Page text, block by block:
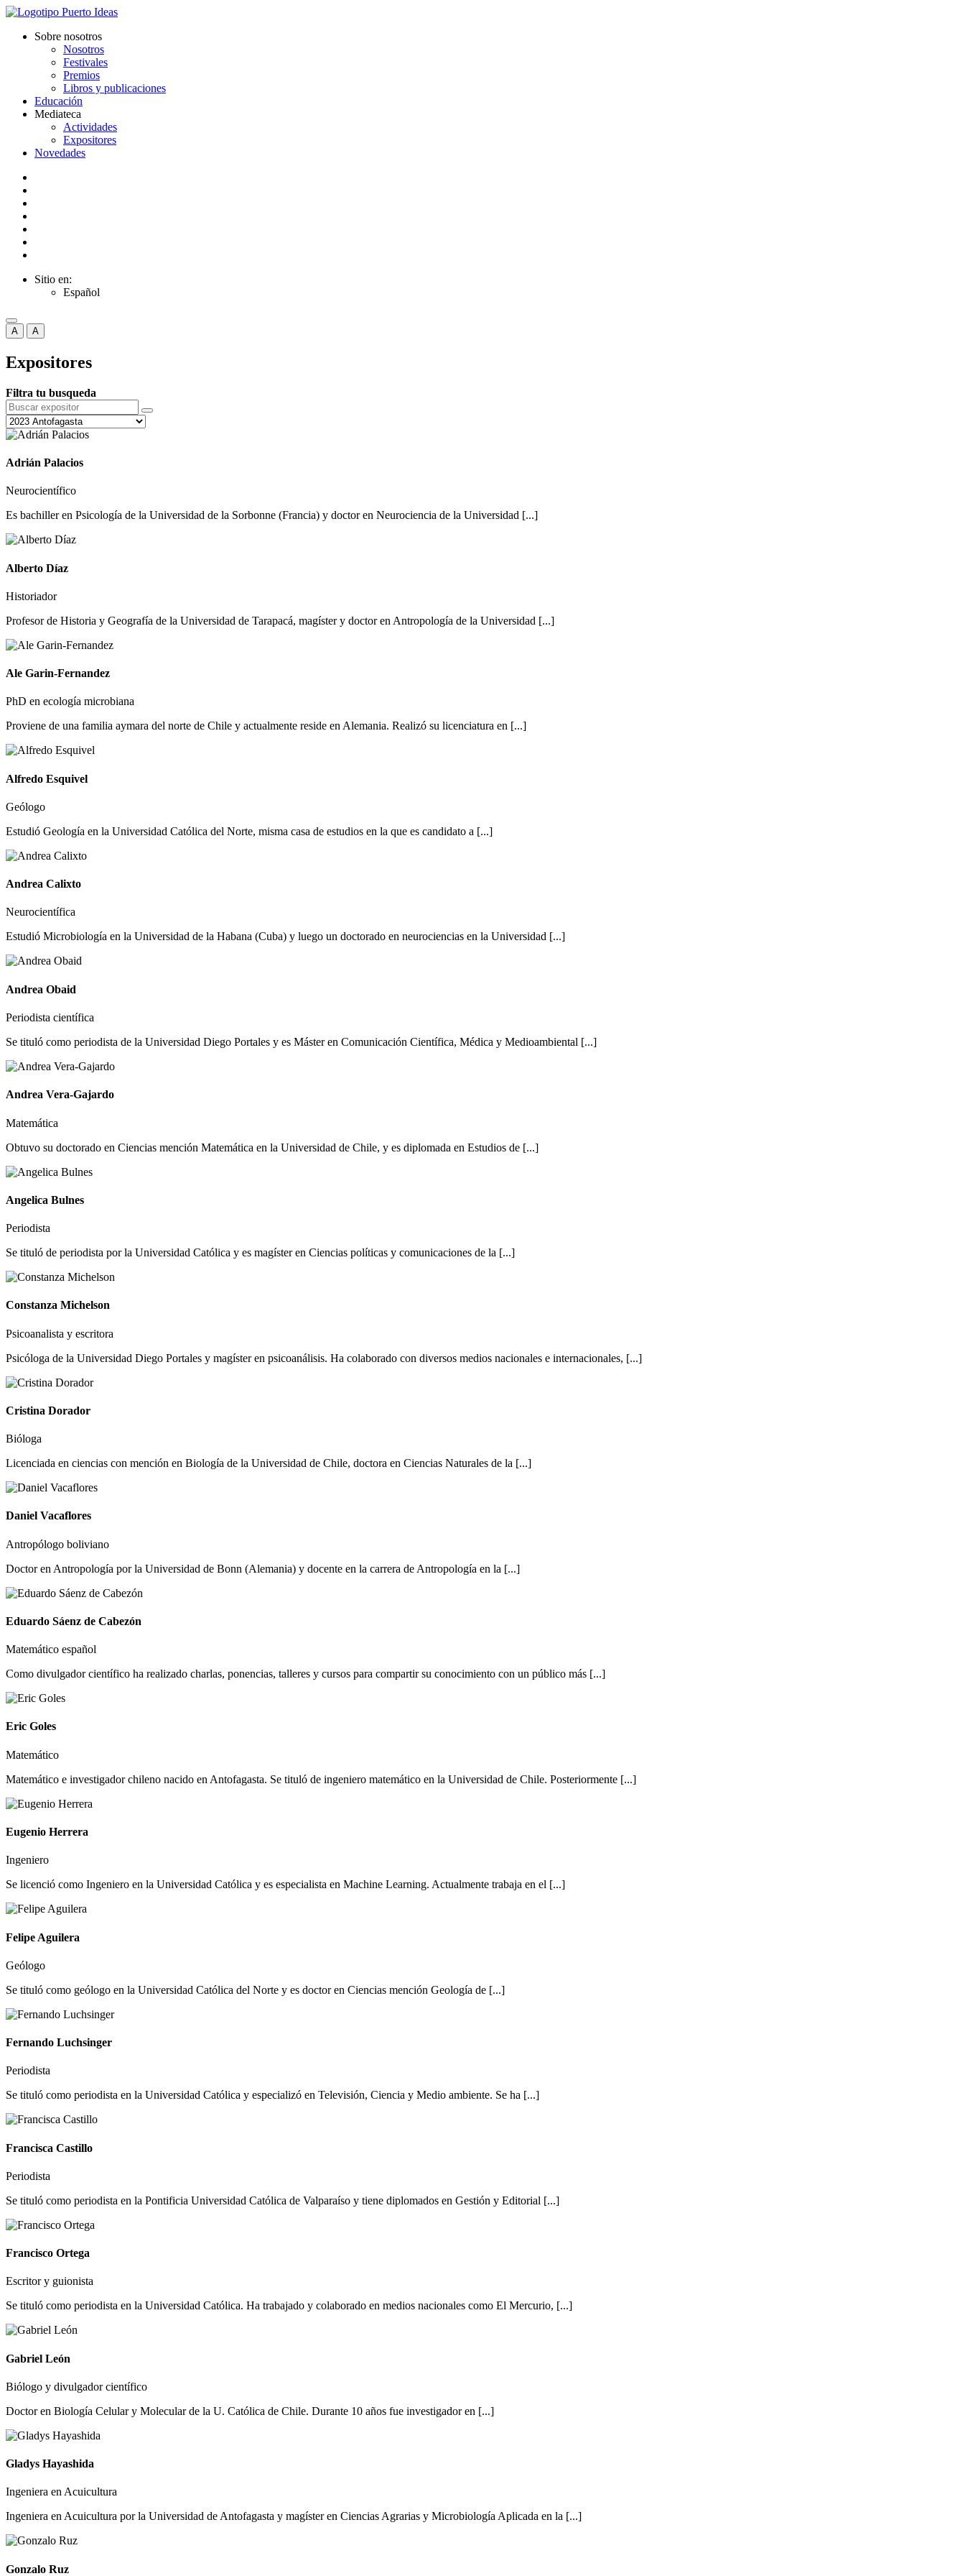
Sobre nosotros
Nosotros
Festivales
Premios
Libros y publicaciones
Educación
Mediateca
Actividades
Expositores
Novedades
Sitio en:
Español
A A
Expositores
Filtra tu busqueda
Adrián Palacios
Neurocientífico
Es bachiller en Psicología de la Universidad de la Sorbonne (Francia) y doctor en Neurociencia de la Universidad [...]
Alberto Díaz
Historiador
Profesor de Historia y Geografía de la Universidad de Tarapacá, magíster y doctor en Antropología de la Universidad [...]
Ale Garin-Fernandez
PhD en ecología microbiana
Proviene de una familia aymara del norte de Chile y actualmente reside en Alemania. Realizó su licenciatura en [...]
Alfredo Esquivel
Geólogo
Estudió Geología en la Universidad Católica del Norte, misma casa de estudios en la que es candidato a [...]
Andrea Calixto
Neurocientífica
Estudió Microbiología en la Universidad de la Habana (Cuba) y luego un doctorado en neurociencias en la Universidad [...]
Andrea Obaid
Periodista científica
Se tituló como periodista de la Universidad Diego Portales y es Máster en Comunicación Científica, Médica y Medioambiental [...]
Andrea Vera-Gajardo
Matemática
Obtuvo su doctorado en Ciencias mención Matemática en la Universidad de Chile, y es diplomada en Estudios de [...]
Angelica Bulnes
Periodista
Se tituló de periodista por la Universidad Católica y es magíster en Ciencias políticas y comunicaciones de la [...]
Constanza Michelson
Psicoanalista y escritora
Psicóloga de la Universidad Diego Portales y magíster en psicoanálisis. Ha colaborado con diversos medios nacionales e internacionales, [...]
Cristina Dorador
Bióloga
Licenciada en ciencias con mención en Biología de la Universidad de Chile, doctora en Ciencias Naturales de la [...]
Daniel Vacaflores
Antropólogo boliviano
Doctor en Antropología por la Universidad de Bonn (Alemania) y docente en la carrera de Antropología en la [...]
Eduardo Sáenz de Cabezón
Matemático español
Como divulgador científico ha realizado charlas, ponencias, talleres y cursos para compartir su conocimiento con un público más [...]
Eric Goles
Matemático
Matemático e investigador chileno nacido en Antofagasta. Se tituló de ingeniero matemático en la Universidad de Chile. Posteriormente [...]
Eugenio Herrera
Ingeniero
Se licenció como Ingeniero en la Universidad Católica y es especialista en Machine Learning. Actualmente trabaja en el [...]
Felipe Aguilera
Geólogo
Se tituló como geólogo en la Universidad Católica del Norte y es doctor en Ciencias mención Geología de [...]
Fernando Luchsinger
Periodista
Se tituló como periodista en la Universidad Católica y especializó en Televisión, Ciencia y Medio ambiente. Se ha [...]
Francisca Castillo
Periodista
Se tituló como periodista en la Pontificia Universidad Católica de Valparaíso y tiene diplomados en Gestión y Editorial [...]
Francisco Ortega
Escritor y guionista
Se tituló como periodista en la Universidad Católica. Ha trabajado y colaborado en medios nacionales como El Mercurio, [...]
Gabriel León
Biólogo y divulgador científico
Doctor en Biología Celular y Molecular de la U. Católica de Chile. Durante 10 años fue investigador en [...]
Gladys Hayashida
Ingeniera en Acuicultura
Ingeniera en Acuicultura por la Universidad de Antofagasta y magíster en Ciencias Agrarias y Microbiología Aplicada en la [...]
Gonzalo Ruz